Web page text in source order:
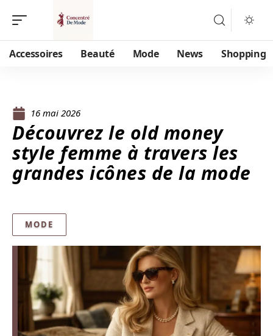
Accessoires Beauté Mode News Shopping
16 mai 2026
Découvrez le old money
style femme à travers les
grandes icônes de la mode
MODE